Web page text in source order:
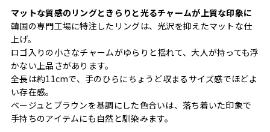
マットな質感のリングときらりと光るチャームが上質な印象に
韓国の専門工場に特注したリングは、光沢を抑えたマットな仕
上げ。
ロゴ入りの小さなチャームがゆらりと揺れて、大人が持っても浮
かない上品さがあります。
全長は約11cmで、手のひらにちょうど収まるサイズ感でほどよ
い存在感。
ベージュとブラウンを基調にした色合いは、落ち着いた印象で
手持ちのアイテムにも自然と馴染みます。